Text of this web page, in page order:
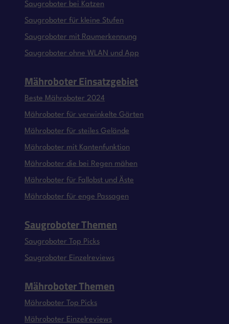
Saugroboter bei Katzen
Saugroboter für kleine Stufen
Saugroboter mit Raumerkennung
Saugroboter ohne WLAN und App
Mähroboter Einsatzgebiet
Beste Mähroboter 2024
Mähroboter für verwinkelte Gärten
Mähroboter für steiles Gelände
Mähroboter mit Kantenfunktion
Mähroboter die bei Regen mähen
Mähroboter für Fallobst und Äste
Mähroboter für enge Passagen
Saugroboter Themen
Saugroboter Top Picks
Saugroboter Einzelreviews
Mähroboter Themen
Mähroboter Top Picks
Mähroboter Einzelreviews